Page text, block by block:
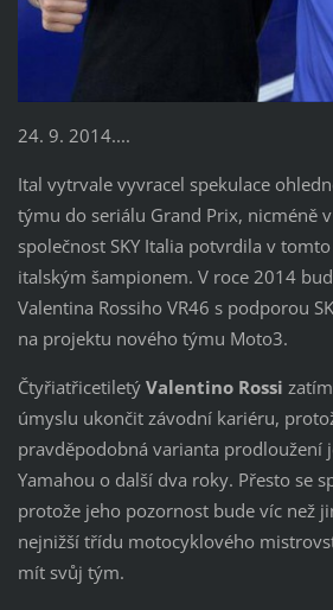
24. 9. 2014....
Ital vytrvale vyvracel spekulace
týmu do seriálu Grand Prix, nicméně
společnost SKY Italia potvrdila v
italským šampionem. V roce 2014
Valentina Rossiho VR46 s podporou
na projektu nového týmu Moto3.
Čtyřiatřicetiletý Valentino Rossi
úmyslu ukončit závodní kariéru,
pravděpodobná varianta prodloužení
Yamahou o další dva roky. Přesto se
protože jeho pozornost bude víc než
nejnižší třídu motocyklového
mít svůj tým.